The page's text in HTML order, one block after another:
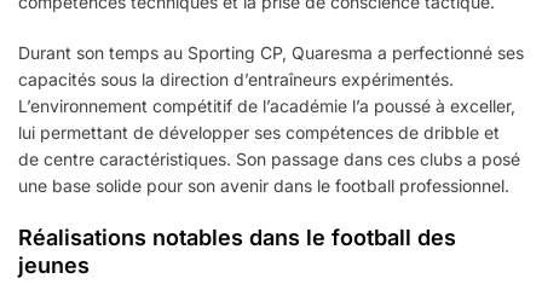
Durant son temps au Sporting CP, Quaresma a perfectionné ses
capacités sous la direction d’entraîneurs expérimentés.
L’environnement compétitif de l’académie l’a poussé à exceller,
lui permettant de développer ses compétences de dribble et
de centre caractéristiques. Son passage dans ces clubs a posé
une base solide pour son avenir dans le football professionnel.
Réalisations notables dans le football des
jeunes